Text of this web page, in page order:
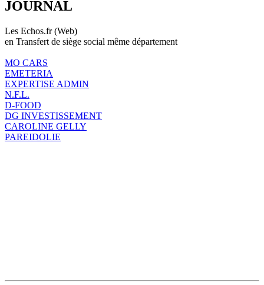
JOURNAL
Les Echos.fr (Web)
en Transfert de siège social même département
MO CARS
EMETERIA
EXPERTISE ADMIN
N.F.L.
D-FOOD
DG INVESTISSEMENT
CAROLINE GELLY
PAREIDOLIE